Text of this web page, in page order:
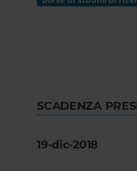
SCADENZA
19-dic-2018